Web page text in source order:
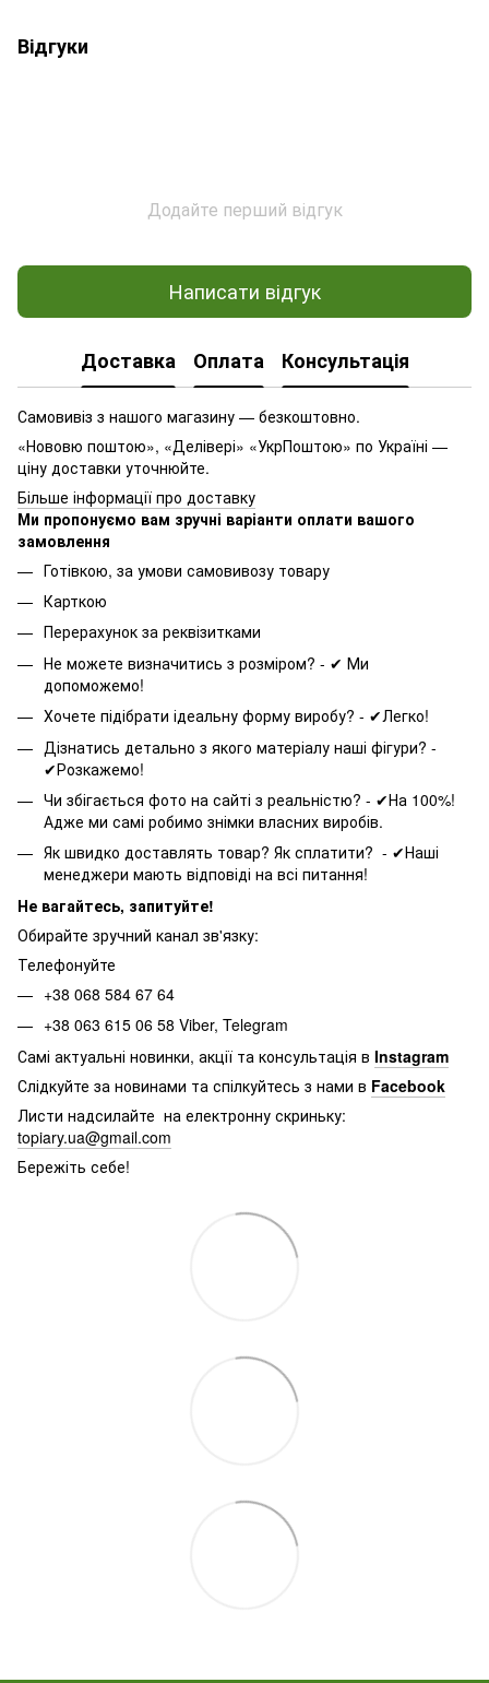
Відгуки
Додайте перший відгук
Написати відгук
Доставка Оплата Консультація
Самовивіз з нашого магазину — безкоштовно.
«Нововю поштою», «Делівері» «УкрПоштою» по Україні —
ціну доставки уточнюйте.
Більше інформації про доставку
Ми пропонуємо вам зручні варіанти оплати вашого
замовлення
Готівкою, за умови самовивозу товару
Карткою
Перерахунок за реквізитками
Не можете визначитись з розміром? - ✔ Ми
допоможемо!
Хочете підібрати ідеальну форму виробу? - ✔Легко!
Дізнатись детально з якого матеріалу наші фігури? -
✔Розкажемо!
Чи збігається фото на сайті з реальністю? - ✔На 100%!
Адже ми самі робимо знімки власних виробів.
Як швидко доставлять товар? Як сплатити? - ✔Наші
менеджери мають відповіді на всі питання!
Не вагайтесь, запитуйте!
Обирайте зручний канал зв'язку:
Телефонуйте
+38 068 584 67 64
+38 063 615 06 58 Viber, Telegram
Самі актуальні новинки, акції та консультація в Instagram
Слідкуйте за новинами та спілкуйтесь з нами в Facebook
Листи надсилайте на електронну скриньку:
topiary.ua@gmail.com
Бережіть себе!